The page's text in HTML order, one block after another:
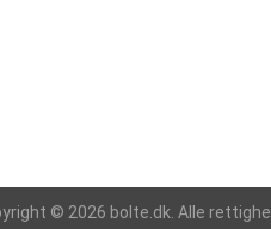
© 2026 bolte.dk. Alle